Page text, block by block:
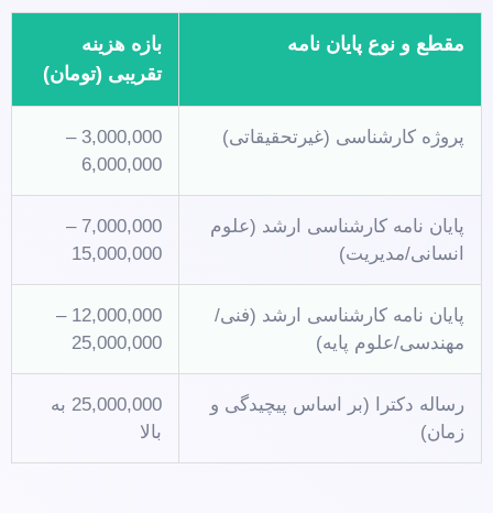
مقطع و نوع پایان نامه
بازه هزینه
تقریبی (تومان)
پروژه کارشناسی (غیرتحقیقاتی)
3,000,000 –
6,000,000
پایان نامه کارشناسی ارشد (علوم
انسانی/مدیریت)
7,000,000 –
15,000,000
پایان نامه کارشناسی ارشد (فنی/
مهندسی/علوم پایه)
12,000,000 –
25,000,000
رساله دکترا (بر اساس پیچیدگی و
زمان)
25,000,000 به
بالا